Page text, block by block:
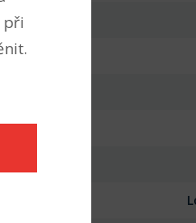
při